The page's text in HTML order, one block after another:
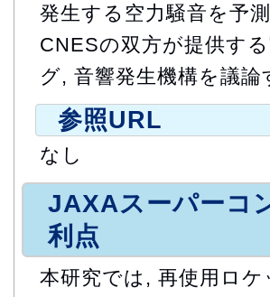
発生する空力騒音を予
CNESの双方が提供す
グ, 音響発生機構を議論
参照URL
なし
JAXAスーパーコ
利点
本研究では, 再使用ロ